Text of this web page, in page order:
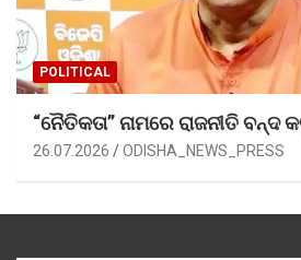
POLITICAL
“ନୈତିକତା” ନାମରେ ରାଜନୀତି
26.07.2026 ODISHA_NEWS_PRESS